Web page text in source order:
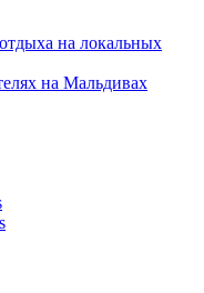
на локальных
на Мальдивах